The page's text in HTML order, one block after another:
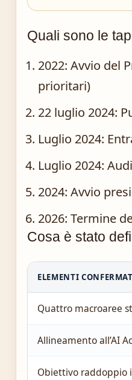
Quali sono le
2022: Avvio del
prioritari)
22 luglio 2024:
Luglio 2024:
Luglio 2024:
2024: Avvio
2026: Termine
Cosa è stato
ELEMENTI
Quattro macroaree
Allineamento all’AI
Obiettivo raddoppio